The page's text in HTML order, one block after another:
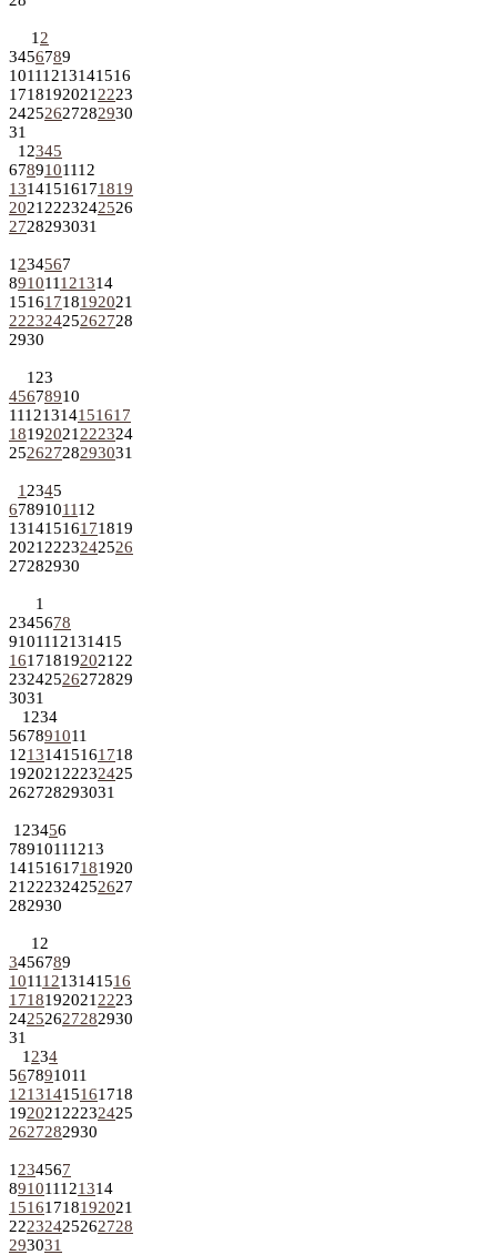
1 2
3456789
10111213141516
1718192021 2223
24252627282930
31
1 2345
6789101112
13141516171819
2021 2223242526
2728293031
1 234567
891011121314
15161718192021
22232425262728
2930
1 23
45678910
11121314151617
18192021 222324
25262728293031
1 2345
6789101112
13141516171819
2021 2223242526
27282930
1
2345678
9101112131415
161718192021 22
23242526272829
3031
1 234
567891011
12131415161718
192021 22232425
262728293031
1 23456
78910111213
14151617181920
21 222324252627
282930
1 2
3456789
10111213141516
1718192021 2223
24252627282930
31
1 234
567891011
12131415161718
192021 22232425
2627282930
1 234567
891011121314
15161718192021
22232425262728
293031